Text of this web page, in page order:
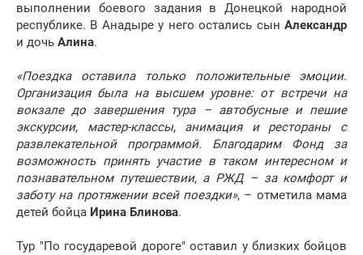
выполнении боевого задания в Донецкой народной
республике. В Анадыре у него остались сын Александр
и дочь Алина.
«Поездка оставила только положительные эмоции.
Организация была на высшем уровне: от встречи на
вокзале до завершения тура – автобусные и пешие
экскурсии, мастер-классы, анимация и рестораны с
развлекательной программой. Благодарим Фонд за
возможность принять участие в таком интересном и
познавательном путешествии, а РЖД – за комфорт и
заботу на протяжении всей поездки», – отметила мама
детей бойца Ирина Блинова.
Тур "По государевой дороге" оставил у близких бойцов